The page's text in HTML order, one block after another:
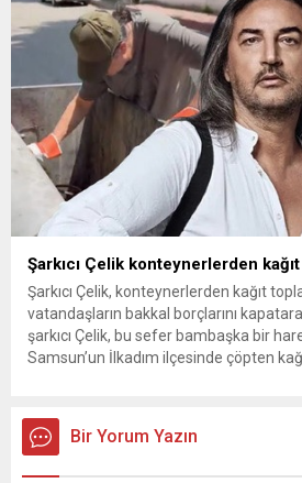
Kurnaz, gelen taleplerin çözümü için...
Şarkıcı Çelik konteynerlerden
Şarkıcı Çelik, konteynerlerden kağıt
vatandaşların bakkal borçlarını
şarkıcı Çelik, bu sefer bambaşka bir
Samsun’un İlkadım ilçesinde çöpten
İlkadım ilçesinde çöpten kağıt
Bir Yorum Yazın